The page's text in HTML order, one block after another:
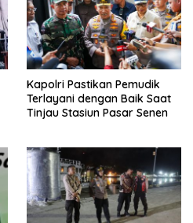
Kapolri Pastikan Pemudik
Terlayani dengan Baik Saat
Tinjau Stasiun Pasar Senen